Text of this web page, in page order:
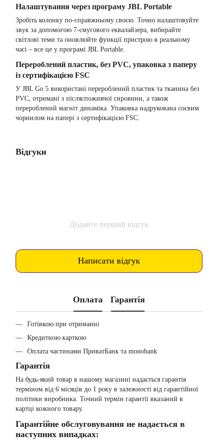
Налаштування через програму JBL Portable
Зробіть колонку по-справжньому своєю. Точно налаштовуйте
звук за допомогою 7-смугового еквалайзера, вибирайте
світлові теми та оновлюйте функції пристрою в реальному
часі – все це у програмі JBL Portable.
Перероблений пластик, без PVC, упаковка з паперу
із сертифікацією FSC
У JBL Go 5 використані перероблений пластик та тканина без
PVC, отримані з післяспоживчої сировини, а також
перероблений магніт динаміка. Упаковка надрукована соєвим
чорнилом на папері з сертифікацією FSC.
Відгуки
Додайте перший відгук
Написати відгук
Оплата Гарантія
Готівкою при отриманні
Кредитною карткою
Оплата частинами ПриватБанк та monobank
Гарантія
На будь-який товар в нашому магазині надається гарантія
терміном від 6 місяців до 1 року в залежності від гарантійної
політики виробника. Точний термін гарантії вказаний в
картці кожного товару.
Гарантійне обслуговування не надається в
наступних випадках: